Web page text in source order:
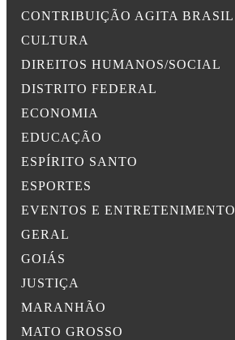
CONTRIBUIÇÃO AGITA BRASIL
CULTURA
DIREITOS HUMANOS/SOCIAL
DISTRITO FEDERAL
ECONOMIA
EDUCAÇÃO
ESPÍRITO SANTO
ESPORTES
EVENTOS E ENTRETENIMENTO
GERAL
GOIÁS
JUSTIÇA
MARANHÃO
MATO GROSSO